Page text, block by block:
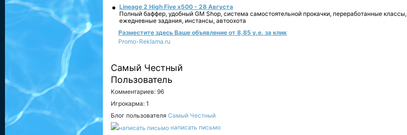
Lineage 2 High Five x500 - 28 Августа
Полный баффер, удобный GM Shop, система самостоятельной прокачки, переработанные классы,
ежедневные задания, инстансы, автоохота
Разместите здесь Ваше объявление от 8,85 у.е. за клик
Promo-Reklama.ru
Самый Честный
Пользователь
Комментариев: 96
Игрокарма: 1
Блог пользователя Самый Честный
написать письмо